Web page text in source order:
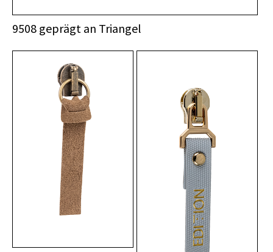
9508 geprägt an Triangel